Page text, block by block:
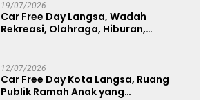
19/07/2026
Car Free Day Langsa, Wadah
Rekreasi, Olahraga, Hiburan,
12/07/2026
Car Free Day Kota Langsa, Ruang
Publik Ramah Anak yang